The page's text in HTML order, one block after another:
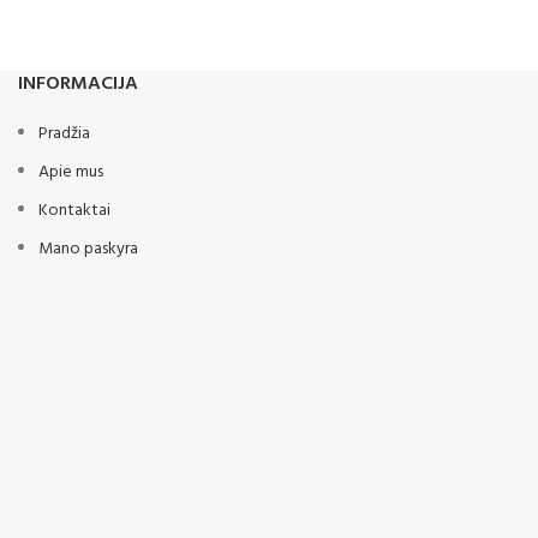
ypač
savo
INFORMACIJA
Pradžia
Apie mus
Kontaktai
Mano paskyra